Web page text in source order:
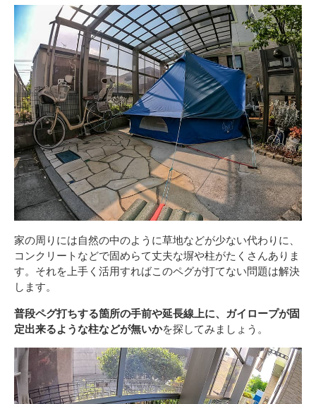
家の周りには自然の中のように草地などが少ない代わりに、
コンクリートなどで固めらて丈夫な塀や柱がたくさんありま
す。それを上手く活用すればこのペグが打てない問題は解決
します。
普段ペグ打ちする箇所の手前や延長線上に、ガイロープが固
定出来るような柱などが無いかを探してみましょう。